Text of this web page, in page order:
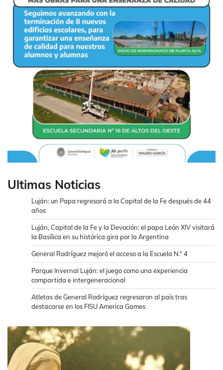
Ultimas Noticias
Luján: un Papa regresará a la Capital de la Fe después de 44
años
Luján, Capital de la Fe y la Devoción: el papa León XIV visitará
la Basílica en su histórica gira por la Argentina
General Rodríguez mejoró el acceso a la Escuela N.° 4
Parque Invernal Luján: el juego como una experiencia
compartida e intergeneracional
Atletas de General Rodríguez regresaron al país tras
destacarse en los FISU America Games